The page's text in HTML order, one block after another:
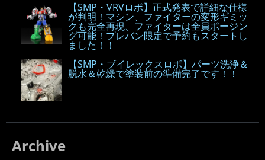
【SMP・VRVロボ】正式発表で詳細な仕様
が判明！マシン、ファイターの変形ギミッ
クも完全再現、ファイターは全員ポージン
グ可能！プレバン限定で予約もスタートし
ました！！
【SMP・ブイレックスロボ】パーツ洗浄＆
脱水＆乾燥で塗装前の準備完了です！！
Archive